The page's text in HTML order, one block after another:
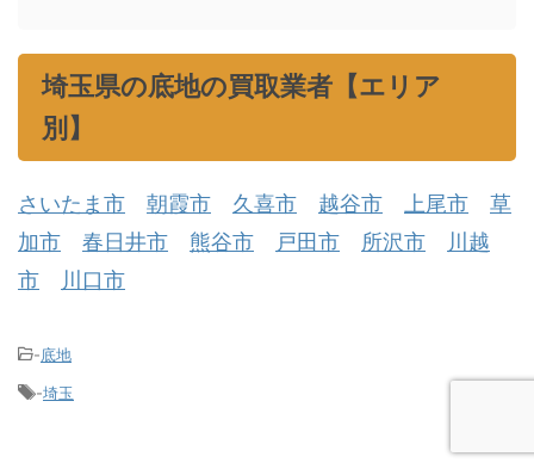
埼玉県の底地の買取業者【エリア
別】
さいたま市 朝霞市 久喜市 越谷市 上尾市
草
加市
春日井市 熊谷市 戸田市 所沢市
川越
市
川口市
-底地
-埼玉